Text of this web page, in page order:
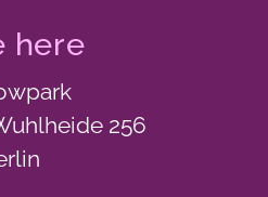
here
256